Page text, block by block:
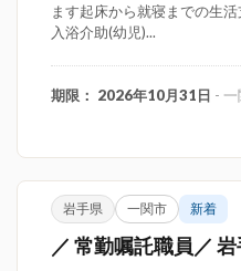
ます起床から就寝までの生
入浴介助(幼児)...
期限： 2026年10月31日 -
岩手県 一関市 新着
／ 常勤嘱託職員／